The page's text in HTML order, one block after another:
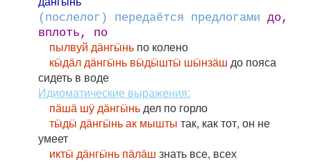
(послелог) передаётся предлогами до,
вплоть, по
пылвуй дӓнгӹнь по колено
кӹдӓл дӓнгӹнь вӹдӹштӹ шӹнзӓш до пояса
сидеть в воде
Идиоматические выражения:
пӓшӓ шӱ дӓнгӹньдел по горло
тӹдӹ дӓнгӹнь ак мышты так, как тот, он не
умеет
иктӹ дӓнгӹнь пӓлӓш знать все, всех